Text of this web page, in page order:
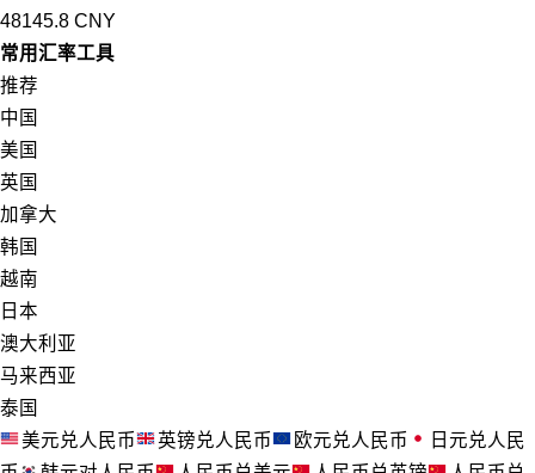
48145.8 CNY
常用汇率工具
推荐
中国
美国
英国
加拿大
韩国
越南
日本
澳大利亚
马来西亚
泰国
美元兑人民币
英镑兑人民币 欧元兑人民币
日元兑人民